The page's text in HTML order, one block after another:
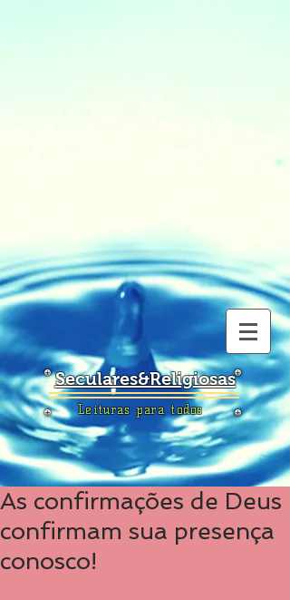
Seculares&Religiosas
Leituras para todos
As confirmações de Deus
confirmam sua presença
conosco!